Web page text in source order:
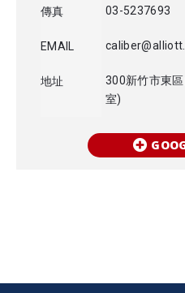
傳真 03-5237693
EMAIL
地址
300新竹市東
室)